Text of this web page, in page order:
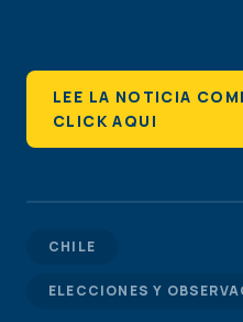
LEE LA NOTICIA
CLICK AQUI
CHILE
ELECCIONES Y